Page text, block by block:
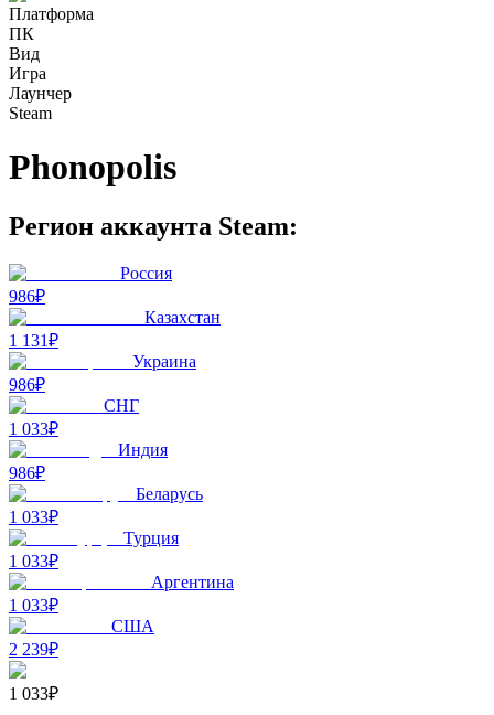
Платформа
ПК
Вид
Игра
Лаунчер
Steam
Phonopolis
Регион аккаунта Steam:
Россия
986₽
Казахстан
1 131₽
Украина
986₽
СНГ
1 033₽
Индия
986₽
Беларусь
1 033₽
Турция
1 033₽
Аргентина
1 033₽
США
2 239₽
1 033₽